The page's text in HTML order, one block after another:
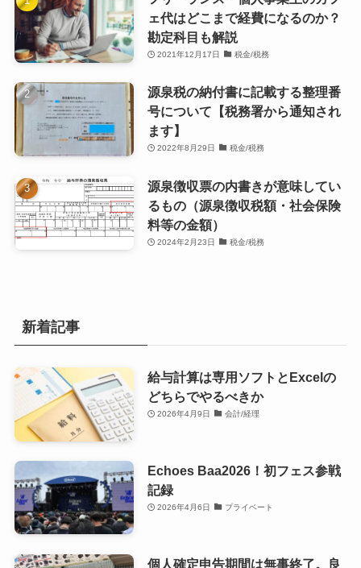
ェ代はどこまで経費になるのか？
勘定科目も解説
2021年12月17日 税金/税務
源泉税の納付書に記載する整理番
号について【税務署から通知され
ます】
2022年8月29日 税金/税務
源泉徴収票の内書きが意味してい
るもの（源泉徴収税額・社会保険
料等の金額）
2024年2月23日 税金/税務
新着記事
給与計算は専用ソフトとExcelの
どちらでやるべきか
2026年4月9日 会計/経理
Echoes Baa2026！初フェス参戦
記録
2026年4月6日 プライベート
個人確定申告期間は無事終了。良